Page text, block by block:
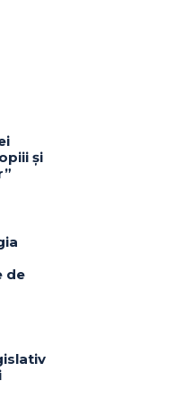
și
de